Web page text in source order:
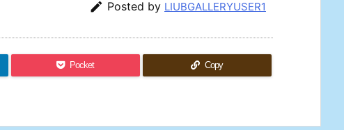
 Posted by LIUBGALLERYUSER1
Pocket Copy